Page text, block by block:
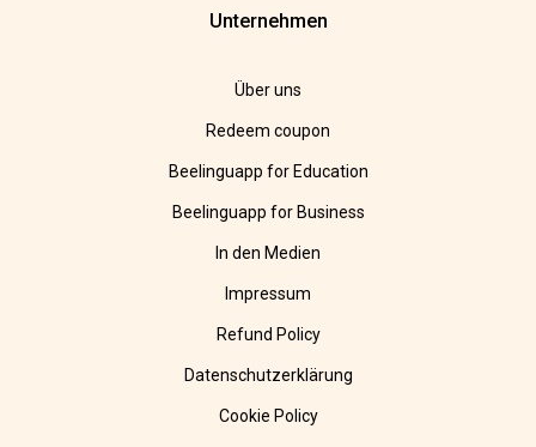
Unternehmen
Über uns
Redeem coupon
Beelinguapp for Education
Beelinguapp for Business
In den Medien
Impressum
Refund Policy
Datenschutzerklärung
Cookie Policy